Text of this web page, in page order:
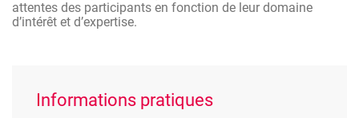
attentes des participants en fonction de leur domaine
d’intérêt et d’expertise.
Informations pratiques